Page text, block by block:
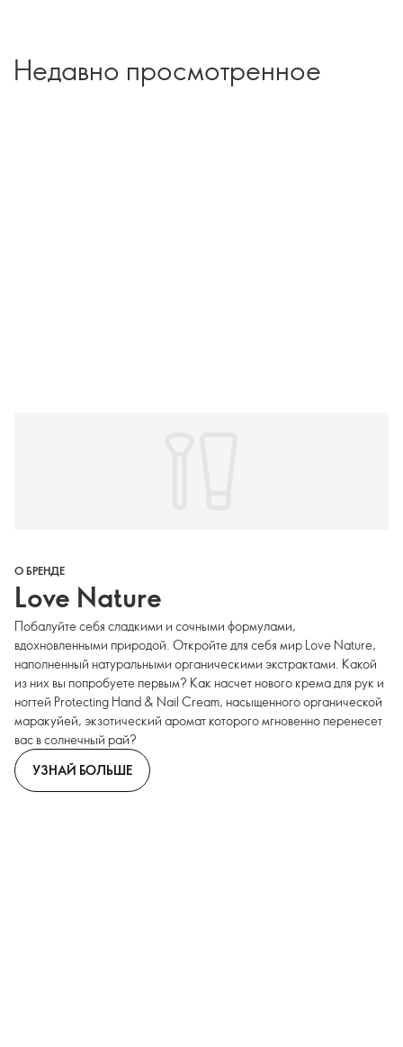
Недавно просмотренное
О БРЕНДЕ
Love Nature
Побалуйте себя сладкими и сочными формулами,
вдохновленными природой. Откройте для себя мир Love Nature,
наполненный натуральными органическими экстрактами. Какой
из них вы попробуете первым? Как насчет нового крема для рук и
ногтей Protecting Hand & Nail Cream, насыщенного органической
маракуйей, экзотический аромат которого мгновенно перенесет
вас в солнечный рай?
УЗНАЙ БОЛЬШЕ